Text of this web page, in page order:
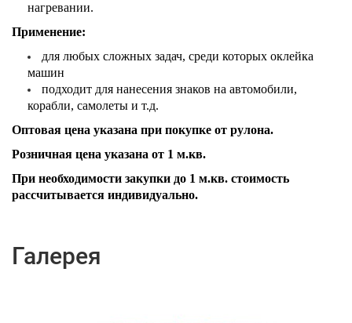
нагревании.
Применение:
для любых сложных задач, среди которых оклейка
машин
подходит для нанесения знаков на автомобили,
корабли, самолеты и т.д.
Оптовая цена указана при покупке от рулона.
Розничная цена указана от 1 м.кв.
При необходимости закупки до 1 м.кв. стоимость
рассчитывается индивидуально.
Галерея